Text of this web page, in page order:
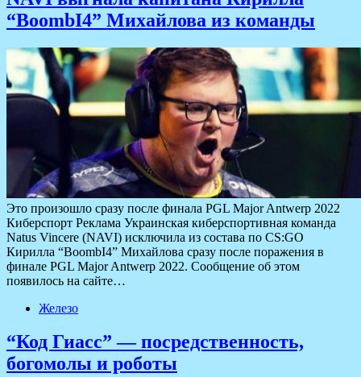
“BoombI4” Михайлова из команды
Это произошло сразу после финала PGL Major Antwerp 2022
Киберспорт Реклама Украинская киберспортивная команда
Natus Vincere (NAVI) исключила из состава по CS:GO
Кирилла “BoombI4” Михайлова сразу после поражения в
финале PGL Major Antwerp 2022. Сообщение об этом
появилось на сайте…
Железо
“Код Гиасс” — посредственность,
богомолы и роботы